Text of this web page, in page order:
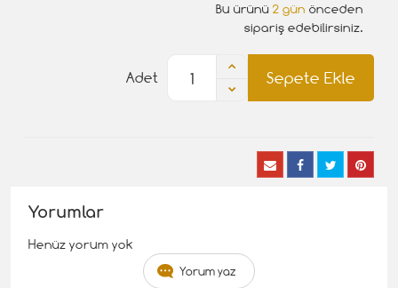
Bu ürünü 2 gün önceden
sipariş edebilirsiniz.
Sepete Ekle
Adet
Yorumlar
Henüz yorum yok
Yorum yaz